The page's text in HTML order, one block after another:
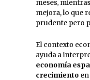
meses,
mejora, lo que
prudente pero
El contexto
ayuda a
economía
crecimiento